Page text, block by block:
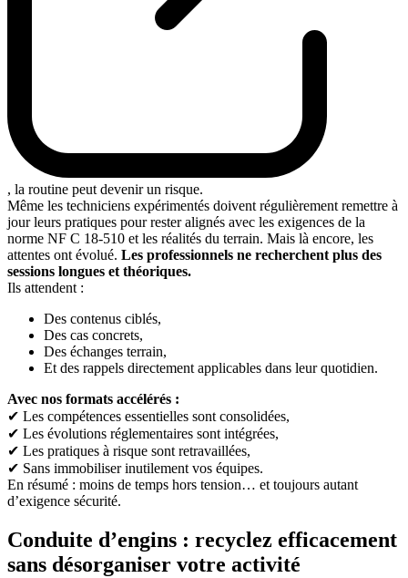
, la routine peut devenir un risque.
Même les techniciens expérimentés doivent régulièrement remettre à
jour leurs pratiques pour rester alignés avec les exigences de la
norme NF C 18-510 et les réalités du terrain. Mais là encore, les
attentes ont évolué. Les professionnels ne recherchent plus des
sessions longues et théoriques.
Ils attendent :
Des contenus ciblés,
Des cas concrets,
Des échanges terrain,
Et des rappels directement applicables dans leur quotidien.
Avec nos formats accélérés :
✔ Les compétences essentielles sont consolidées,
✔ Les évolutions réglementaires sont intégrées,
✔ Les pratiques à risque sont retravaillées,
✔ Sans immobiliser inutilement vos équipes.
En résumé : moins de temps hors tension… et toujours autant
d’exigence sécurité.
Conduite d’engins : recyclez efficacement
sans désorganiser votre activité